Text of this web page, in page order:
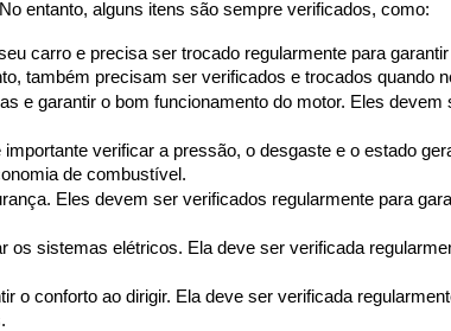
entanto, alguns itens são sempre verificados, como:
carro e precisa ser trocado regularmente para
também precisam ser verificados e trocados quando
e garantir o bom funcionamento do motor. Eles devem
verificar a pressão, o desgaste e o estado
de combustível.
Eles devem ser verificados regularmente para
sistemas elétricos. Ela deve ser verificada
o conforto ao dirigir. Ela deve ser verificada